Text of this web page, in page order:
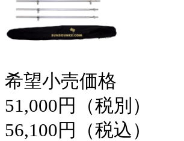
希望小売価格
51,000円（税別）
56,100円（税込）